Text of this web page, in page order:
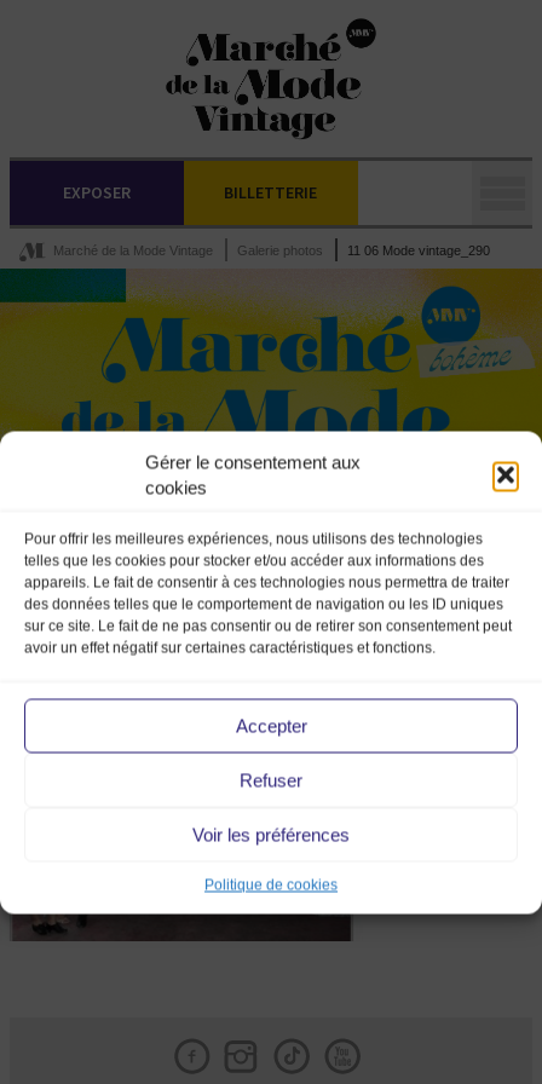
Gérer le consentement aux
cookies
Pour offrir les meilleures expériences, nous utilisons des technologies
telles que les cookies pour stocker et/ou accéder aux informations des
appareils. Le fait de consentir à ces technologies nous permettra de traiter
des données telles que le comportement de navigation ou les ID uniques
sur ce site. Le fait de ne pas consentir ou de retirer son consentement peut
avoir un effet négatif sur certaines caractéristiques et fonctions.
Accepter
Refuser
Voir les préférences
Politique de cookies
EXPOSER BILLETTERIE
Marché de la Mode Vintage Galerie photos 11 06 Mode vintage_290
11 06 Mode vintage_290